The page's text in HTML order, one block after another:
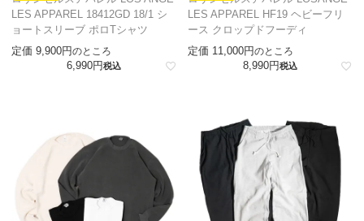
LES APPAREL 18412GD 18/1 シ
ョートスリーブ ポロTシャツ
定価 9,900 のところ
6,990 税込
LES APPAREL HF19 ヘビーフリ
ース クロップドフーディ
定価 11,000 のところ
8,990 税込